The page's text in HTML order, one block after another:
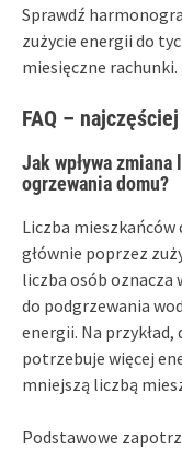
Sprawdź
zużycie energii do
miesięczne rachunki.
FAQ –
Jak wpływa
ogrzewania domu?
Liczba mieszkańców
głównie poprzez
liczba osób oznacza
do podgrzewania
energii. Na
potrzebuje więcej
mniejszą liczbą
Podstawowe